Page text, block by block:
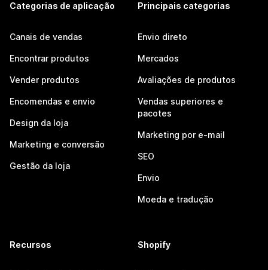
Categorias de aplicação
Canais de vendas
Encontrar produtos
Vender produtos
Encomendas e envio
Design da loja
Marketing e conversão
Gestão da loja
Principais categorias
Envio direto
Mercados
Avaliações de produtos
Vendas superiores e
pacotes
Marketing por e-mail
SEO
Envio
Moeda e tradução
Recursos Shopify